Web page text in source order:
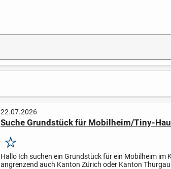
22.07.2026
Suche Grundstück für Mobilheim/Tiny-
Merken
Hallo Ich suchen ein Grundstück für ein Mobilheim im
angrenzend auch Kanton Zürich oder Kanton